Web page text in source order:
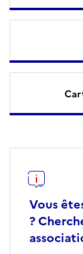
Vous
?